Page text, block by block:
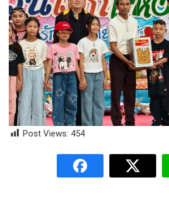
Post Views: 454